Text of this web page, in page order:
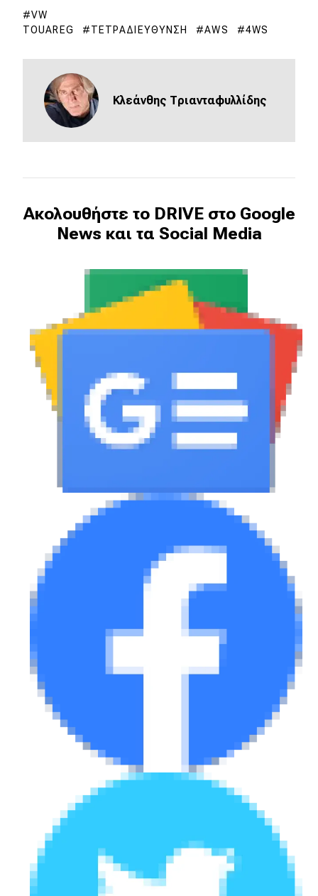
VW
TOUAREG
ΤΕΤΡΑΔΙΕΎΘΥΝΣΗ AWS 4WS
Κλεάνθης Τριανταφυλλίδης
Ακολουθήστε το DRIVE στο Google
News και τα Social Media